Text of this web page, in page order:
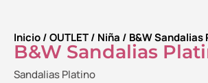
Inicio/OUTLET/ Niña / B&W Sandalias
B&W Sandalias
Sandalias Platino